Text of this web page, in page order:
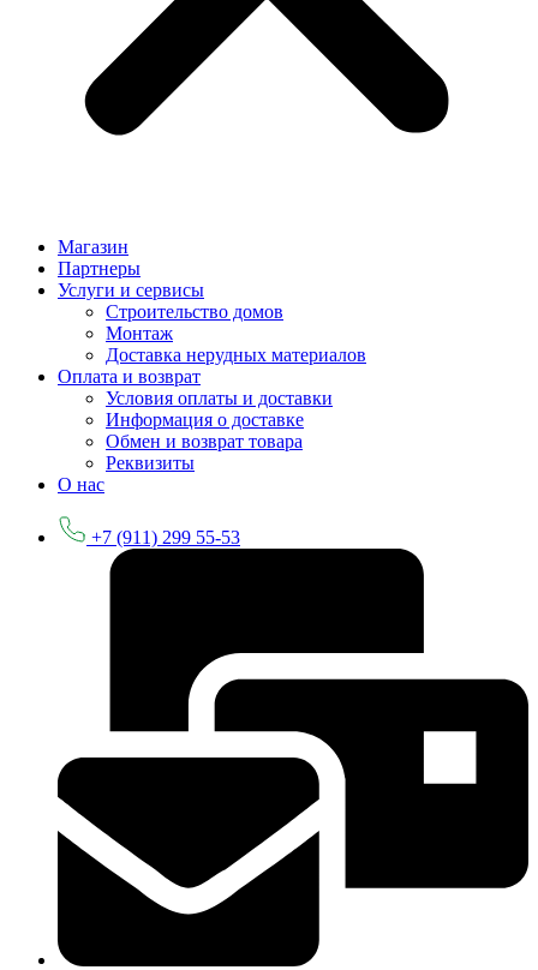
Магазин
Партнеры
Услуги и сервисы
Строительство домов
Монтаж
Доставка нерудных материалов
Оплата и возврат
Условия оплаты и доставки
Информация о доставке
Обмен и возврат товара
Реквизиты
О нас
+7 (911) 299 55-53